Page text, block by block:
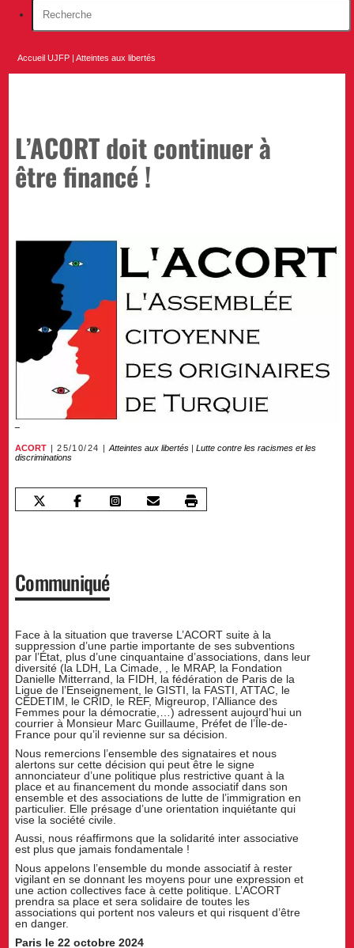
Accueil UJFP |Atteintes aux libertés
L’ACORT doit continuer à
être financé !
ACORT 25/10/24 Atteintes aux libertés |Lutte contre les racismes et les
discriminations
Communiqué
Face à la situation que traverse L’ACORT suite à la
suppression d’une partie importante de ses subventions
par l’État, plus d’une cinquantaine d’associations, dans leur
diversité (la LDH, La Cimade, , le MRAP, la Fondation
Danielle Mitterrand, la FIDH, la fédération de Paris de la
Ligue de l’Enseignement, le GISTI, la FASTI, ATTAC, le
CEDETIM, le CRID, le REF, Migreurop, l’Alliance des
Femmes pour la démocratie,…) adressent aujourd’hui un
courrier à Monsieur Marc Guillaume, Préfet de l’Île-de-
France pour qu’il revienne sur sa décision.
Nous remercions l’ensemble des signataires et nous
alertons sur cette décision qui peut être le signe
annonciateur d’une politique plus restrictive quant à la
place et au financement du monde associatif dans son
ensemble et des associations de lutte de l’immigration en
particulier. Elle présage d’une orientation inquiétante qui
vise la société civile.
Aussi, nous réaffirmons que la solidarité inter associative
est plus que jamais fondamentale !
Nous appelons l’ensemble du monde associatif à rester
vigilant en se donnant les moyens pour une expression et
une action collectives face à cette politique. L’ACORT
prendra sa place et sera solidaire de toutes les
associations qui portent nos valeurs et qui risquent d’être
en danger.
Paris le 22 octobre 2024